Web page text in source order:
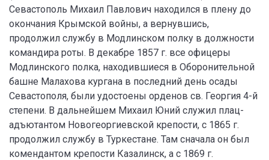
Севастополь Михаил Павлович находился в плену до
окончания Крымской войны, а вернувшись,
продолжил службу в Модлинском полку в должности
командира роты. В декабре 1857 г. все офицеры
Модлинского полка, находившиеся в Оборонительной
башне Малахова кургана в последний день осады
Севастополя, были удостоены орденов св. Георгия 4-й
степени. В дальнейшем Михаил Юний служил плац-
адъютантом Новогеоргиевской крепости, с 1865 г.
продолжил службу в Туркестане. Там сначала он был
комендантом крепости Казалинск, а с 1869 г.